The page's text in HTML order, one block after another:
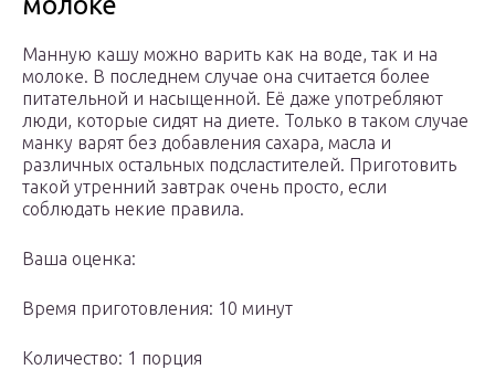
Манную кашу можно варить как на воде, так и на
молоке. В последнем случае она считается более
питательной и насыщенной. Её даже употребляют
люди, которые сидят на диете. Только в таком случае
манку варят без добавления сахара, масла и
различных остальных подсластителей. Приготовить
такой утренний завтрак очень просто, если
соблюдать некие правила.
Ваша оценка:
Время приготовления: 10 минут
Количество: 1 порция